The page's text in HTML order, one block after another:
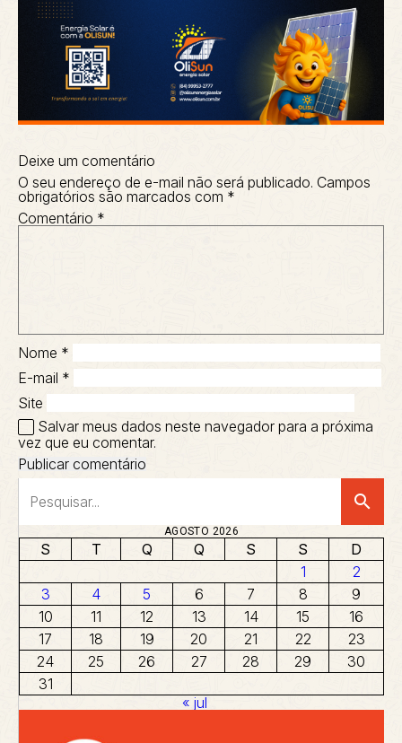
Deixe um comentário
O seu endereço de e-mail não será publicado. Campos
obrigatórios são marcados com *
Comentário *
Nome *
E-mail *
Site
Salvar meus dados neste navegador para a próxima
vez que eu comentar.
search
AGOSTO 2026
S T Q Q S S
D
1
2
3
4 5 6 7 8
9
10
11 12 13 14 15
16
17
18 19 20 21 22
23
24
25 26 27 28 29
30
31
« jul